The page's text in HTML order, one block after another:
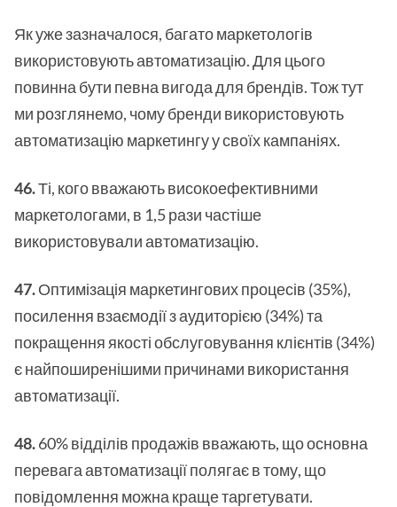
Як уже зазначалося, багато маркетологів
використовують автоматизацію. Для цього
повинна бути певна вигода для брендів. Тож тут
ми розглянемо, чому бренди використовують
автоматизацію маркетингу у своїх кампаніях.
46.Ті, кого вважають високоефективними
маркетологами, в 1,5 рази частіше
використовували автоматизацію.
47.Оптимізація маркетингових процесів (35%),
посилення взаємодії з аудиторією (34%) та
покращення якості обслуговування клієнтів (34%)
є найпоширенішими причинами використання
автоматизації.
48.60% відділів продажів вважають, що основна
перевага автоматизації полягає в тому, що
повідомлення можна краще таргетувати.